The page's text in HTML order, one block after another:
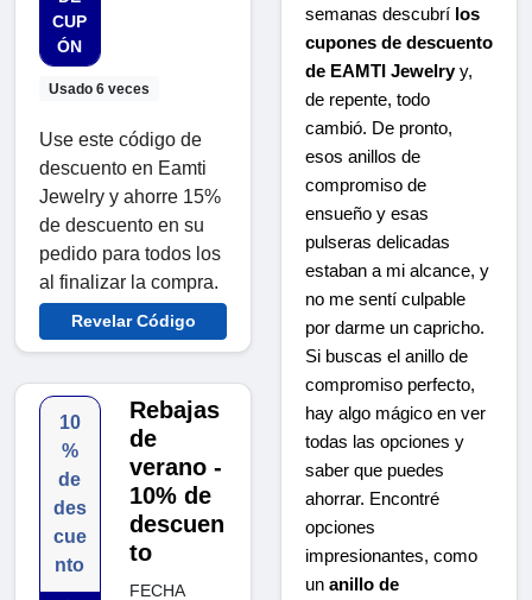
CUP
ÓN
Usado 6 veces
Use este código de
descuento en Eamti
Jewelry y ahorre 15%
de descuento en su
pedido para todos los
al finalizar la compra.
Revelar Código
10
%
de
des
cue
nto
Rebajas
de
verano -
10% de
descuen
to
FECHA
semanas descubrí los
cupones de descuento
de EAMTI Jewelryy,
de repente, todo
cambió. De pronto,
esos anillos de
compromiso de
ensueño y esas
pulseras delicadas
estaban a mi alcance, y
no me sentí culpable
por darme un capricho.
Si buscas el anillo de
compromiso perfecto,
hay algo mágico en ver
todas las opciones y
saber que puedes
ahorrar. Encontré
opciones
impresionantes, como
un anillo de